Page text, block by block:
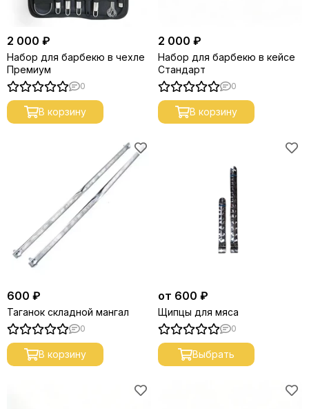
2 000 ₽
Набор для барбекю в чехле
Премиум
0
В корзину
2 000 ₽
Набор для барбекю в кейсе
Стандарт
0
В корзину
600 ₽
Таганок складной мангал
0
В корзину
от 600 ₽
Щипцы для мяса
0
Выбрать